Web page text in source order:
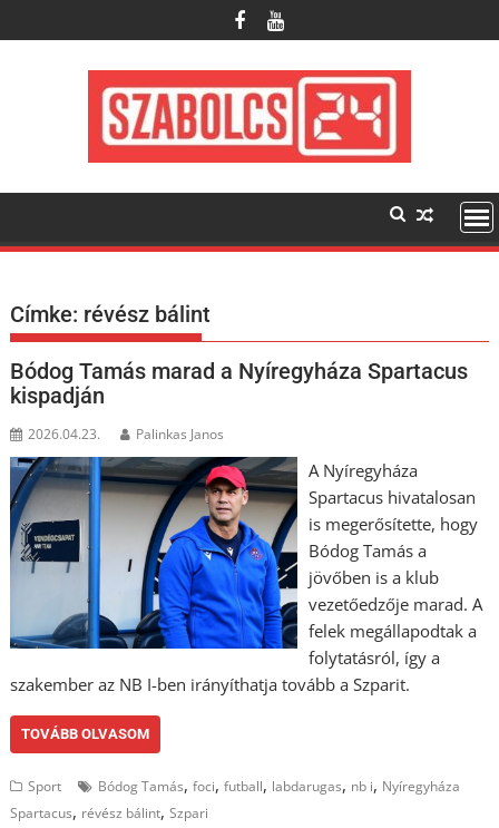
to
Címke: révész bálint
Bódog Tamás marad a Nyíregyháza Spartacus
kispadján
2026.04.23. Palinkas Janos
A Nyíregyháza
Spartacus hivatalosan
is megerősítette, hogy
Bódog Tamás a
jövőben is a klub
vezetőedzője marad. A
felek megállapodtak a
folytatásról, így a
szakember az NB I-ben irányíthatja tovább a Szparit.
TOVÁBB OLVASOM
Sport Bódog Tamás,foci,futball, labdarugas, nb i, Nyíregyháza
Spartacus, révész bálint,Szpari